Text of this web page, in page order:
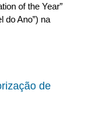
of the Year”
do Ano”) na
de